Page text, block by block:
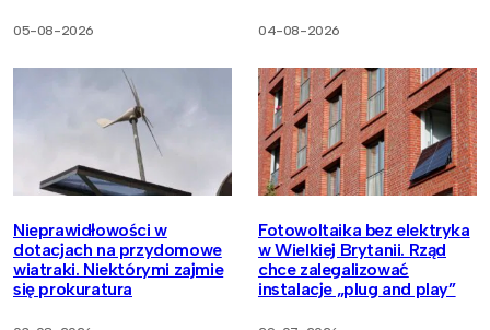
05-08-2026 04-08-2026
Nieprawidłowości w
dotacjach na przydomowe
wiatraki. Niektórymi zajmie
się prokuratura
Fotowoltaika bez elektryka
w Wielkiej Brytanii. Rząd
chce zalegalizować
instalacje „plug and play”